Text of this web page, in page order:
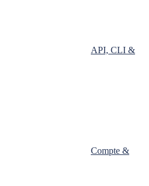
API, CLI &
Compte &